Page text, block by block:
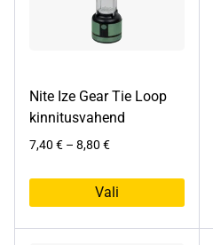
Nite Ize Gear Tie Loop
kinnitusvahend
7,40 € – 8,80 €Hinnavahemik:
kuni
8,80 €
Vali